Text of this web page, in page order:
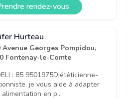
rendez-vous
Hurteau
Avenue Georges Pompidou,
Fontenay-le-Comte
: 85 9501975Diététicienne-
je vous aide à adapter
en p...